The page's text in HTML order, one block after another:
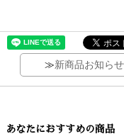
≫新商品お知ら
あなたにおすすめの商品